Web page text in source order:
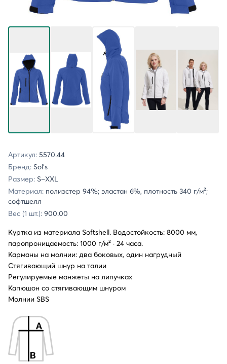
Артикул: 5570.44
Бренд: Sol's
Размер: S–XXL
Материал: полиэстер 94%; эластан 6%, плотность 340 г/м²;
софтшелл
Вес (1 шт.): 900.00
Куртка из материала Softshell. Водостойкость: 8000 мм,
паропроницаемость: 1000 г/м² · 24 часа.
Карманы на молнии: два боковых, один нагрудный
Стягивающий шнур на талии
Регулируемые манжеты на липучках
Капюшон со стягивающим шнуром
Молнии SBS